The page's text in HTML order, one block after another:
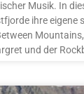
Musik. In
ihre eigene
und der